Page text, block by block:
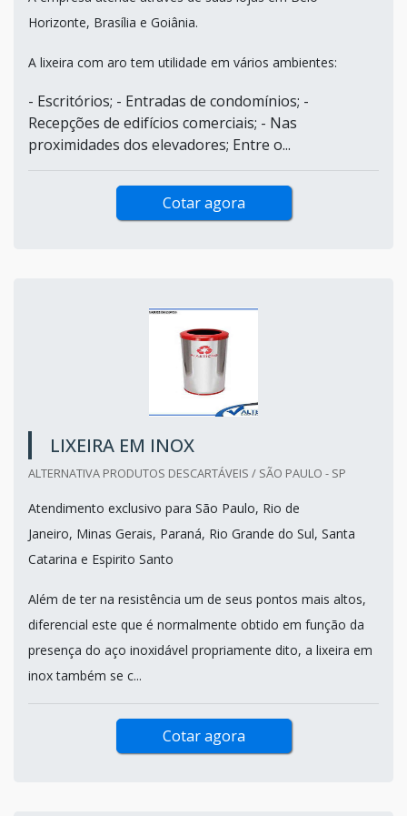
Horizonte, Brasília e Goiânia.
A lixeira com aro tem utilidade em vários ambientes:
- Escritórios; - Entradas de condomínios; -
Recepções de edifícios comerciais; - Nas
proximidades dos elevadores; Entre o...
Cotar agora
LIXEIRA EM INOX
ALTERNATIVA PRODUTOS DESCARTÁVEIS / SÃO PAULO - SP
Atendimento exclusivo para São Paulo, Rio de
Janeiro, Minas Gerais, Paraná, Rio Grande do Sul, Santa
Catarina e Espirito Santo
Além de ter na resistência um de seus pontos mais altos,
diferencial este que é normalmente obtido em função da
presença do aço inoxidável propriamente dito, a lixeira em
inox também se c...
Cotar agora